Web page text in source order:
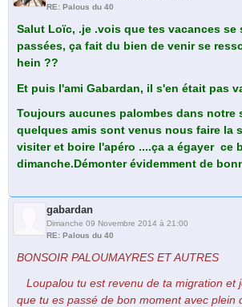
RE: Palous du 40
Salut Loïc, .je .vois que tes vacances se
passées, ça fait du bien de venir se
hein ??
Et puis l'ami Gabardan, il s'en était pas
Toujours aucunes palombes dans notre
quelques amis sont venus nous faire la
visiter et boire l'apéro ....ça a égayer ce
dimanche.Démonter évidemment de
gabardan
Dimanche 09 Novembre 2014 à 21:00
RE: Palous du 40
BONSOIR PALOUMAYRES ET AUTRES
Loupalou tu est revenu de ta migration et
que tu es passé de bon moment avec plein